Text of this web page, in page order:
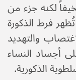
لكنه جزء من
فرط الذكورة
والتهديد
أجساد النساء
الذكورية.